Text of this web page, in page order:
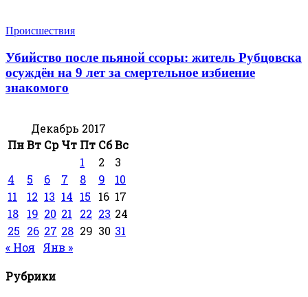
Происшествия
Убийство после пьяной ссоры: житель Рубцовска
осуждён на 9 лет за смертельное избиение
знакомого
Декабрь 2017
ПнВт Ср Чт Пт СбВс
1
2
3
4
5 6 7 8 9
10
11
12 13 14 15 16 17
18
19 20 21 22 23 24
25 26 27 28 29 30 31
« Ноя
Янв »
Рубрики